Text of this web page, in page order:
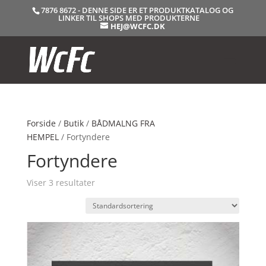
7876 8672 - DENNE SIDE ER ET PRODUKTKATALOG OG
LINKER TIL SHOPS MED PRODUKTERNE
HEJ@WCFC.DK
Forside/ Butik/ BÅDMALNG FRA
HEMPEL/ Fortyndere
Fortyndere
Viser 3 resultater